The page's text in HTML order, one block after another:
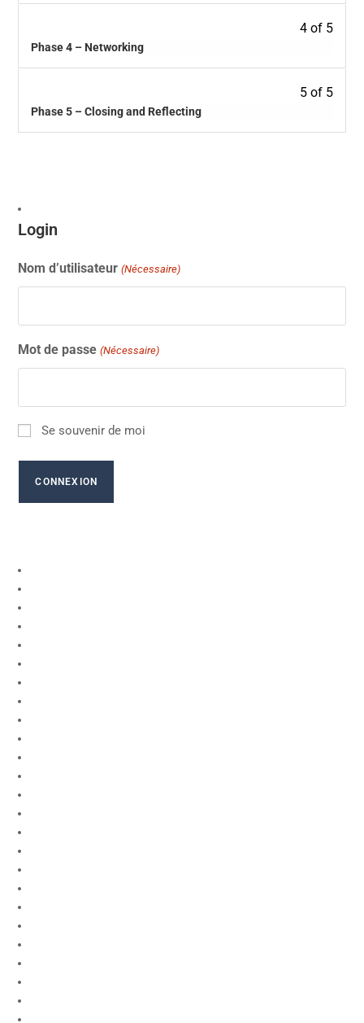
4 of 5
Phase 4 – Networking
5 of 5
Phase 5 – Closing and Reflecting
Login
Nom d’utilisateur (Nécessaire)
Mot de passe (Nécessaire)
Se souvenir de moi